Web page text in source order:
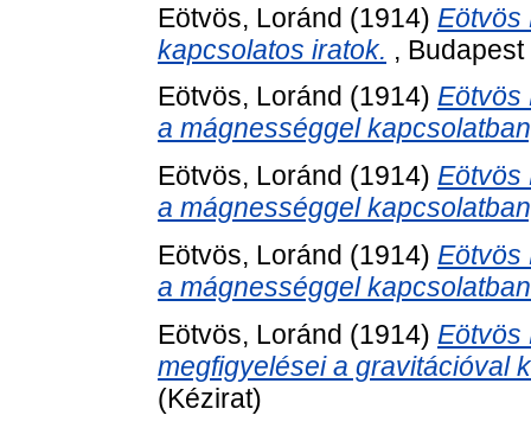
Eötvös, Loránd (1914) Eötvös
kapcsolatos iratok. ,
Eötvös, Loránd (1914) Eötvös
a mágnességgel
Eötvös, Loránd (1914) Eötvös
a mágnességgel
Eötvös, Loránd (1914) Eötvös
a mágnességgel
Eötvös, Loránd (1914) Eötvös
megfigyelései a gravitációval
(Kézirat)